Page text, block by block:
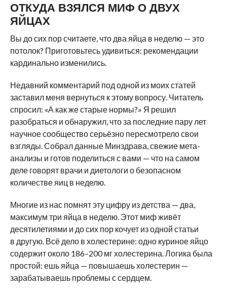
ОТКУДА ВЗЯЛСЯ МИФ О ДВУХ
ЯЙЦАХ
Вы до сих пор считаете, что два яйца в неделю — это
потолок? Приготовьтесь удивиться: рекомендации
кардинально изменились.
Недавний комментарий под одной из моих статей
заставил меня вернуться к этому вопросу. Читатель
спросил: «А как же старые нормы?» Я решил
разобраться и обнаружил, что за последние пару лет
научное сообщество серьёзно пересмотрело свои
взгляды. Собрал данные Минздрава, свежие мета-
анализы и готов поделиться с вами — что на самом
деле говорят врачи и диетологи о безопасном
количестве яиц в неделю.
Многие из нас помнят эту цифру из детства — два,
максимум три яйца в неделю. Этот миф живёт
десятилетиями и до сих пор кочует из одной статьи
в другую. Всё дело в холестерине: одно куриное яйцо
содержит около 186–200 мг холестерина. Логика была
простой: ешь яйца — повышаешь холестерин —
зарабатываешь проблемы с сердцем.